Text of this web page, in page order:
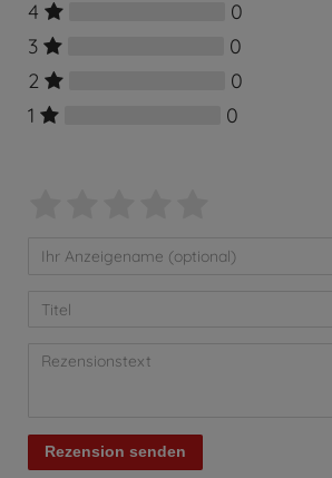
4
0
3
0
2
0
1
0
Rezension senden